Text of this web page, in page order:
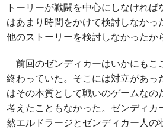
トーリーが戦闘を中心にしなけれ
はあまり時間をかけて検討しなかっ
他のストーリーを検討しなかったか
前回のゼンディカーはいかにもこ
終わっていた。そこには対立があっ
はその本質として戦いのゲームなの
考えたこともなかった。ゼンディカ
然エルドラージとゼンディカー人の